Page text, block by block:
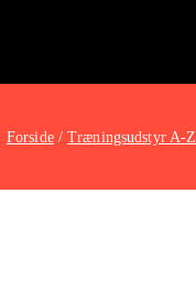
Forside Træningsudstyr A-Z